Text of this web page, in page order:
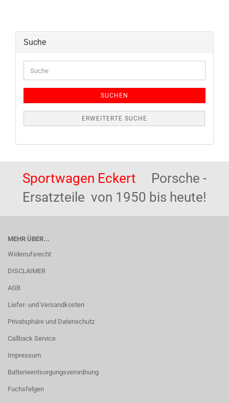
Suche
SUCHEN
ERWEITERTE SUCHE
Sportwagen Eckert Porsche -
Ersatzteile von 1950 bis heute!
MEHR ÜBER...
Widerrufsrecht
DISCLAIMER
AGB
Liefer- und Versandkosten
Privatsphäre und Datenschutz
Callback Service
Impressum
Batterieentsorgungsverordnung
Fuchsfelgen